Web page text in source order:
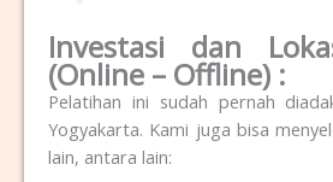
Investasi dan
(Online – Offline) :
Pelatihan ini sudah pernah
Yogyakarta. Kami juga bisa
lain, antara lain: